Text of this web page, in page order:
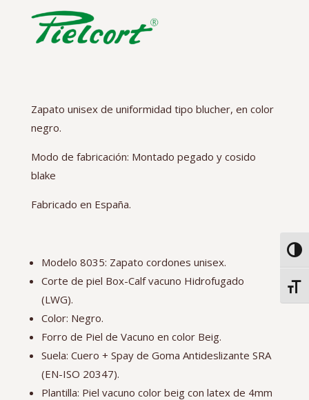
Zapato unisex de uniformidad tipo blucher, en color
negro.
Modo de fabricación: Montado pegado y cosido
blake
Fabricado en España.
Modelo 8035: Zapato cordones unisex.
Corte de piel Box-Calf vacuno Hidrofugado
(LWG).
Color: Negro.
Forro de Piel de Vacuno en color Beig.
Suela: Cuero + Spay de Goma Antideslizante SRA
(EN-ISO 20347).
Plantilla: Piel vacuno color beig con latex de 4mm